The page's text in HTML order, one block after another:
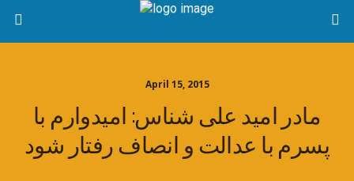
April 15, 2015
مادر امید علی شناس: امیدوارم با
پسرم با عدالت و انصاف رفتار شود